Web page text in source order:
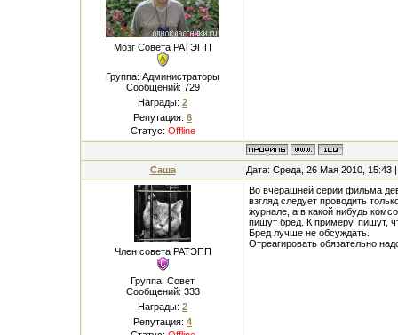
Мозг Совета РАТЭПП
Группа: Администраторы
Сообщений: 729
Награды: 2
Репутация: 6
Статус: Offline
Саша Дата: Среда, 26 Мая 2010,
Член совета РАТЭПП
Группа: Совет
Сообщений: 333
Награды: 2
Репутация: 4
Во вчерашней серии фильма
взгляд следует проводить
журнале, а в какой нибудь
пишут бред. К примеру, пишут,
Бред лучше не обсуждать.
Отреагировать обязательно